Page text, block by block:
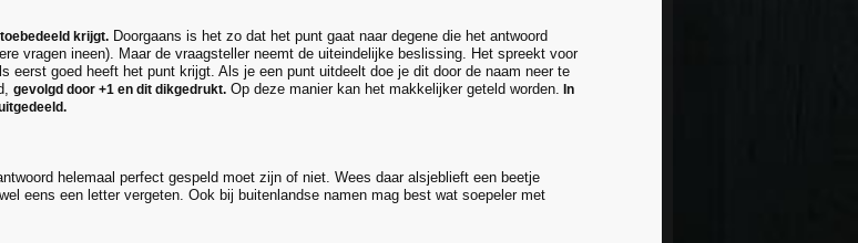
krijgt. Doorgaans is het zo dat het punt gaat naar degene die het antwoord
vragen ineen). Maar de vraagsteller neemt de uiteindelijke beslissing. Het spreekt voor
eerst goed heeft het punt krijgt. Als je een punt uitdeelt doe je dit door de naam neer te
gevolgd door +1 en dit dikgedrukt. Op deze manier kan het makkelijker geteld worden. In
helemaal perfect gespeld moet zijn of niet. Wees daar alsjeblieft een beetje
eens een letter vergeten. Ook bij buitenlandse namen mag best wat soepeler met